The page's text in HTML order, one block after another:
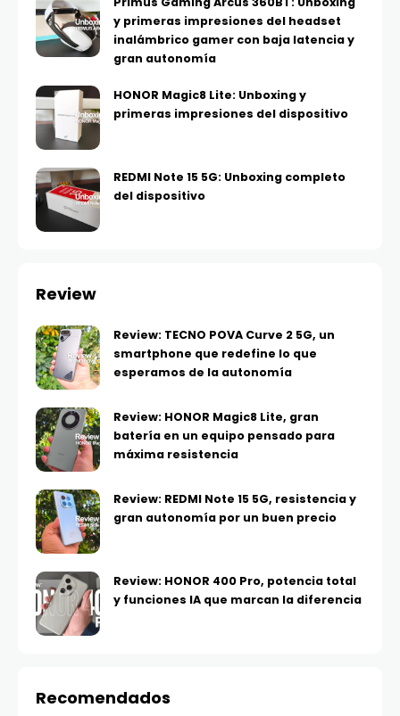
y primeras impresiones del headset
inalámbrico gamer con baja latencia y
gran autonomía
HONOR Magic8 Lite: Unboxing y
primeras impresiones del dispositivo
REDMI Note 15 5G: Unboxing completo
del dispositivo
Review
Review: TECNO POVA Curve 2 5G, un
smartphone que redefine lo que
esperamos de la autonomía
Review: HONOR Magic8 Lite, gran
batería en un equipo pensado para
máxima resistencia
Review: REDMI Note 15 5G, resistencia y
gran autonomía por un buen precio
Review: HONOR 400 Pro, potencia total
y funciones IA que marcan la diferencia
Recomendados